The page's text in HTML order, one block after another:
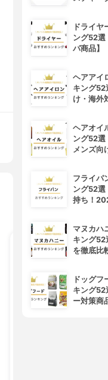
4位
ドライヤ
ング52選
パ商品】
ヘアアイ
キング52
け・海外
ヘアオイ
ング52選
メンズ向
フライパ
ング52選
持ち！
マヌカハ
キング52
を徹底比
ドッグフ
キング52
ー対策商